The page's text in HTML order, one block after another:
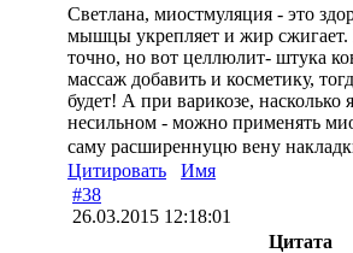
Светлана, миостмуляция - это
мышцы укрепляет и жир сжигает.
точно, но вот целлюлит- штука
массаж добавить и косметику,
будет! А при варикозе, насколько
несильном - можно применять
саму расширеннуцю вену
Цитировать
Имя
#38
26.03.2015 12:18:01
Цитата